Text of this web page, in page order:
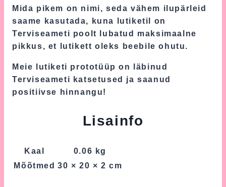
Mida pikem on nimi, seda vähem ilupärleid
saame kasutada, kuna lutiketil on
Terviseameti poolt lubatud maksimaalne
pikkus, et lutikett oleks beebile ohutu.
Meie lutiketi prototüüp on läbinud
Terviseameti katsetused ja saanud
positiivse hinnangu!
Lisainfo
Kaal
0.06 kg
Mõõtmed 30 × 20 × 2 cm